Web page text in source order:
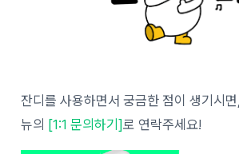
잔디를 사용하면서 궁금한 점이 생기시면
뉴의 [1:1 문의하기]로 연락주세요!